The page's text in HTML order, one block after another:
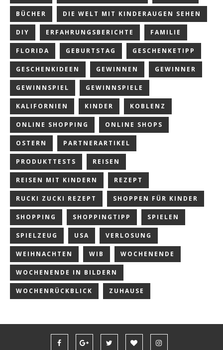
BÜCHER DIE WELT MIT KINDERAUGEN SEHEN
DIY ERFAHRUNGSBERICHTE FAMILIE
FLORIDA GEBURTSTAG GESCHENKETIPP
GESCHENKIDEEN GEWINNEN GEWINNER
GEWINNSPIEL GEWINNSPIELE
KALIFORNIEN KINDER KOBLENZ
ONLINE SHOPPING ONLINE SHOPS
OSTERN PARTNERARTIKEL
PRODUKTTESTS REISEN
REISEN MIT KINDERN REZEPT
RUCKI ZUCKI REZEPT SHOPPEN FÜR KINDER
SHOPPING SHOPPINGTIPP SPIELEN
SPIELZEUG USA VERLOSUNG
WEIHNACHTEN WIB WOCHENENDE
WOCHENENDE IN BILDERN
WOCHENRÜCKBLICK ZUHAUSE